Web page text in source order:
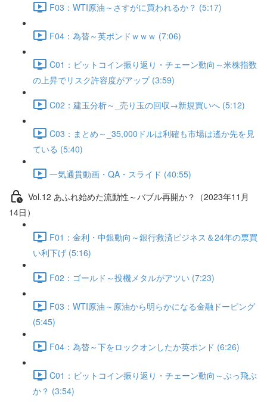
F03：WTI原油～さすがに買われるか？ (5:17)
F04：為替～英ポンドｗｗｗ (7:06)
C01：ビットコイン振り返り・チェーン動向～米株指数
の上昇でリスク許容度がアップ (3:59)
C02：建玉分析～_売り玉の回収→新規買いへ (5:12)
C03：まとめ～_35,000ドルは利確も市場は遙か先を見
ている (5:40)
一気通貫動画・QA・スライド (40:55)
Vol.12 あふれ始めた流動性～バブル再開か？（2023年11月
14日）
F01：金利・中銀動向～銀行救済ビジネス＆24年の票買
い利下げ (5:16)
F02：ゴールド～投機メタルがアツい (7:23)
F03：WTI原油～原油から明らかになる金融ドーピング
(5:45)
F04：為替～下をロックオンしたか英ポンド (6:26)
C01：ビットコイン振り返り・チェーン動向～ぶっ飛ぶ
か？ (3:54)